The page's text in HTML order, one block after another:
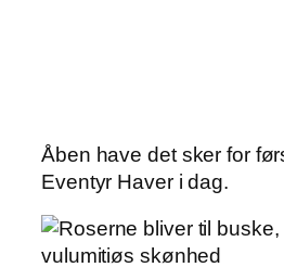
Åben have det sker for
Eventyr Haver i dag.